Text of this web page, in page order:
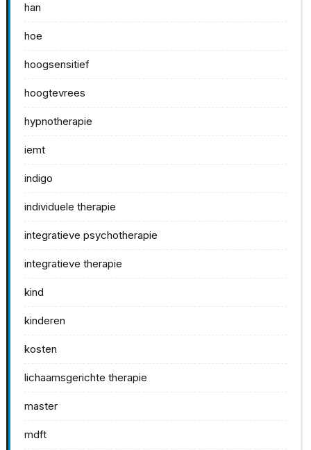
han
hoe
hoogsensitief
hoogtevrees
hypnotherapie
iemt
indigo
individuele therapie
integratieve psychotherapie
integratieve therapie
kind
kinderen
kosten
lichaamsgerichte therapie
master
mdft